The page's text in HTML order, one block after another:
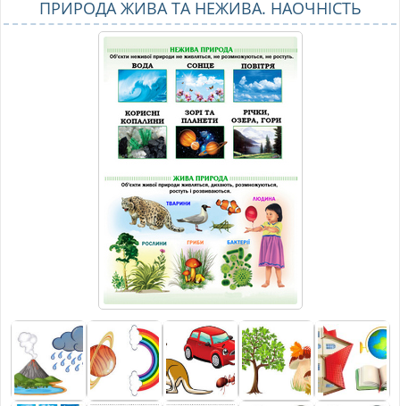
ПОЧАТКОВІ КЛАСИ
МАТЕРІАЛИ З ПРЕДМЕТІВ
РІЗНІ МАТЕРІАЛИ
ПРИРОДА ЖИВА ТА НЕЖИВА. НАОЧНІСТЬ